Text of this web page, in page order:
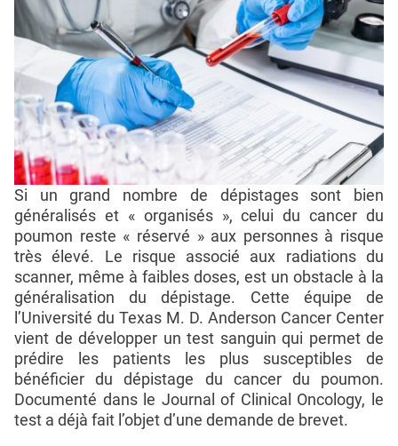
Si un grand nombre de dépistages sont bien
généralisés et « organisés », celui du cancer du
poumon reste « réservé » aux personnes à risque
très élevé. Le risque associé aux radiations du
scanner, même à faibles doses, est un obstacle à la
généralisation du dépistage. Cette équipe de
l’Université du Texas M. D. Anderson Cancer Center
vient de développer un test sanguin qui permet de
prédire les patients les plus susceptibles de
bénéficier du dépistage du cancer du poumon.
Documenté dans le Journal of Clinical Oncology, le
test a déjà fait l’objet d’une demande de brevet.